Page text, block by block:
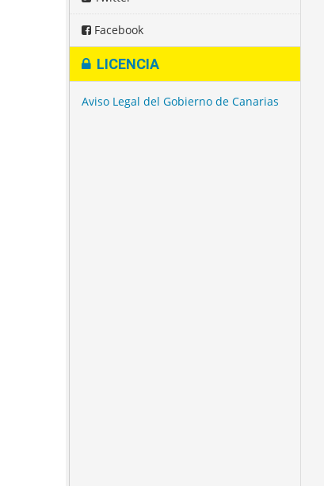
Facebook
LICENCIA
Aviso Legal del Gobierno de Canarias